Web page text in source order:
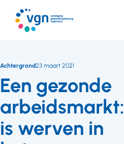
naar
hoofdinhoud
Een gezonde
arbeidsmarkt:
is werven in
Achtergrond23 maart 2021